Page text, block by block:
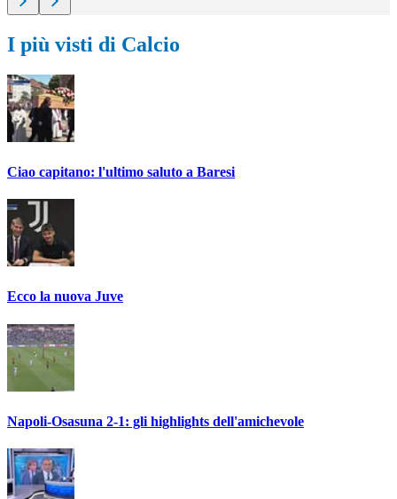
I più visti di Calcio
Ciao capitano: l'ultimo saluto a Baresi
Ecco la nuova Juve
Napoli-Osasuna 2-1: gli highlights dell'amichevole